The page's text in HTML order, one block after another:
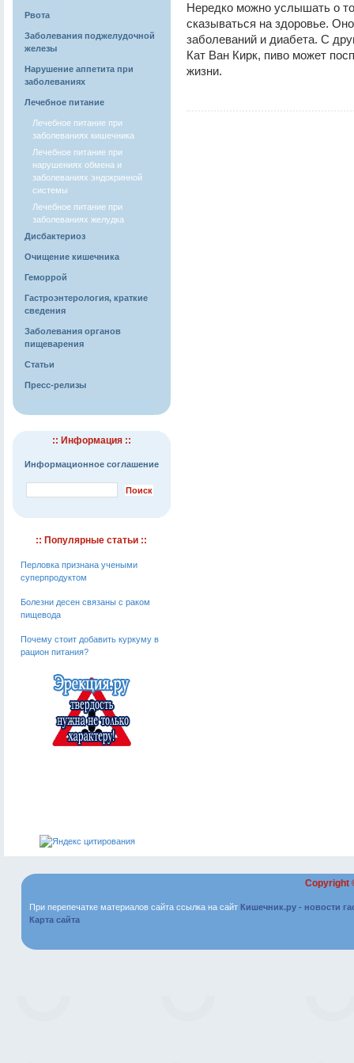
Рвота
Заболевания поджелудочной
железы
Нарушение аппетита при
заболеваниях
Лечебное питание
Лечебное питание при
заболеваниях кишечника
Лечебное питание при
нарушениях обмена и
заболеваниях эндокринной
системы
Лечебное питание при
заболеваниях желудка
Дисбактериоз
Очищение кишечника
Геморрой
Гастроэнтерология, краткие
сведения
Заболевания органов
пищеварения
Статьи
Пресс-релизы
:: Информация ::
Информационное соглашение
:: Популярные статьи ::
Перловка признана учеными
суперпродуктом
Болезни десен связаны с раком
пищевода
Почему стоит добавить куркуму в
рацион питания?
Нередко можно услышать о
сказываться на здоровье.
заболеваний и диабета. С
Кат Ван Кирк, пиво может
жизни.
Copyright
При перепечатке материалов сайта ссылка на сайт Кишечник.ру - новости
Карта сайта